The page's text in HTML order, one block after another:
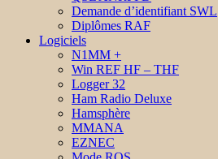
Demande d’identifiant SWL
Diplômes RAF
Logiciels
N1MM +
Win REF HF – THF
Logger 32
Ham Radio Deluxe
Hamsphère
MMANA
EZNEC